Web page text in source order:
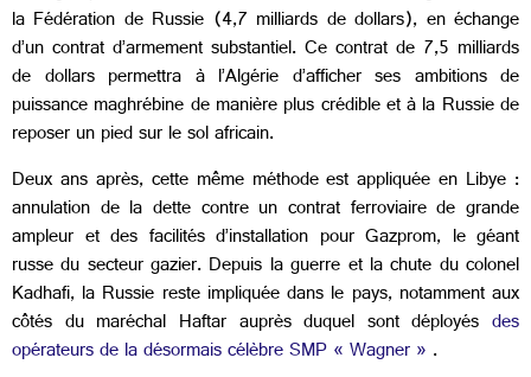
la Fédération de Russie (4,7 milliards de dollars), en échange
d’un contrat d’armement substantiel. Ce contrat de 7,5 milliards
de dollars permettra à l’Algérie d’afficher ses ambitions de
puissance maghrébine de manière plus crédible et à la Russie de
reposer un pied sur le sol africain.
Deux ans après, cette même méthode est appliquée en Libye :
annulation de la dette contre un contrat ferroviaire de grande
ampleur et des facilités d’installation pour Gazprom, le géant
russe du secteur gazier. Depuis la guerre et la chute du colonel
Kadhafi, la Russie reste impliquée dans le pays, notamment aux
côtés du maréchal Haftar auprès duquel sont déployés des
opérateurs de la désormais célèbre SMP « Wagner » .